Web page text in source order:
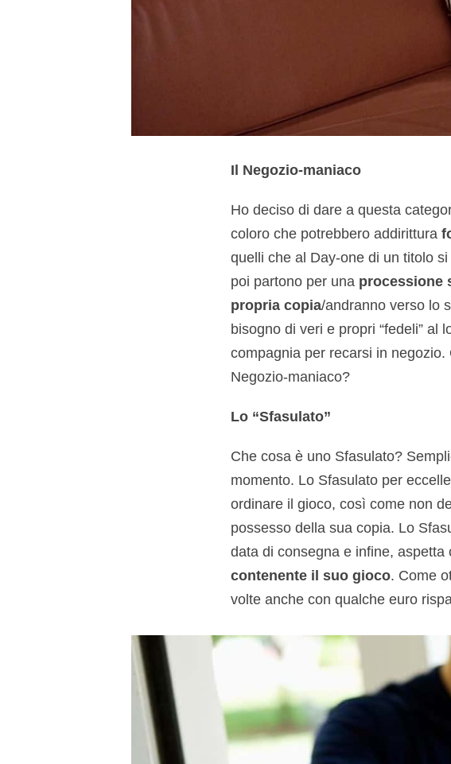
Il Negozio-maniaco
Ho deciso di dare a questa
coloro che potrebbero addirittura
quelli che al Day-one di un titolo
poi partono per una processione
propria copia/andranno verso lo
bisogno di veri e propri “fedeli” al
compagnia per recarsi in
Negozio-maniaco?
Lo “Sfasulato”
Che cosa è uno Sfasulato?
momento. Lo Sfasulato per
ordinare il gioco, così come non
possesso della sua copia. Lo
data di consegna e infine,
contenente il suo gioco. Come
volte anche con qualche euro